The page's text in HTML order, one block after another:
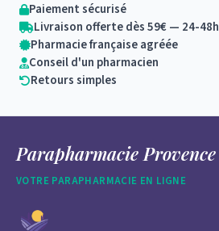
Paiement sécurisé
Livraison offerte dès 59€ — 24-48h
Pharmacie française agréée
Conseil d'un pharmacien
Retours simples
Parapharmacie Provence
VOTRE PARAPHARMACIE EN LIGNE